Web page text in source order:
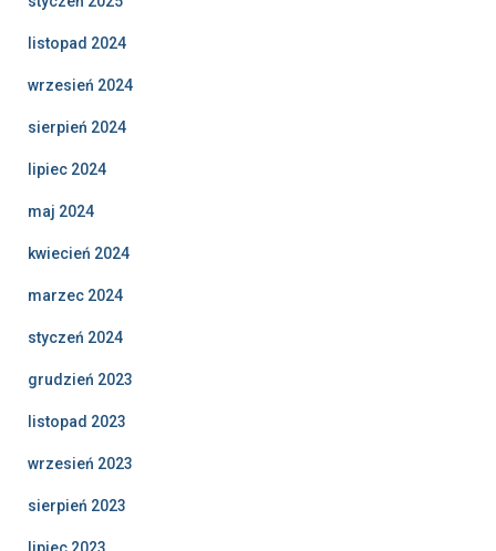
listopad 2024
wrzesień 2024
sierpień 2024
lipiec 2024
maj 2024
kwiecień 2024
marzec 2024
styczeń 2024
grudzień 2023
listopad 2023
wrzesień 2023
sierpień 2023
lipiec 2023